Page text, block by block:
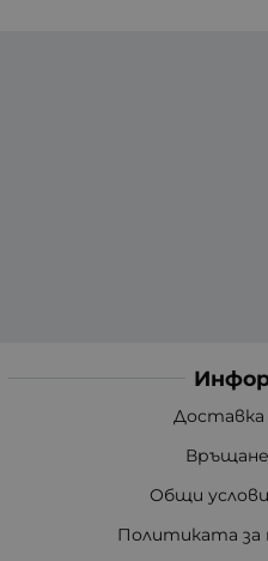
Доставка
Връщане
Общи
Политиката